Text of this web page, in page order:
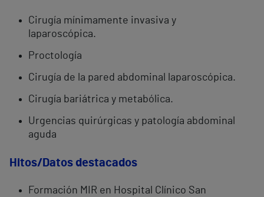
Cirugía mínimamente invasiva y
laparoscópica.
Proctología
Cirugía de la pared abdominal laparoscópica.
Cirugía bariátrica y metabólica.
Urgencias quirúrgicas y patología abdominal
aguda
Hitos/Datos destacados
Formación MIR en Hospital Clínico San